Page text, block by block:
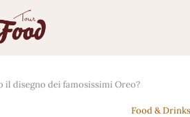
il disegno dei famosissimi Oreo?
Food &